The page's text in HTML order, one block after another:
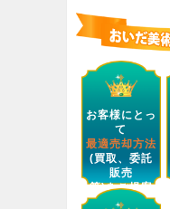
お客様にとっ
て
最適売却方法
(買取、委託
販売
等)をご提案
します。